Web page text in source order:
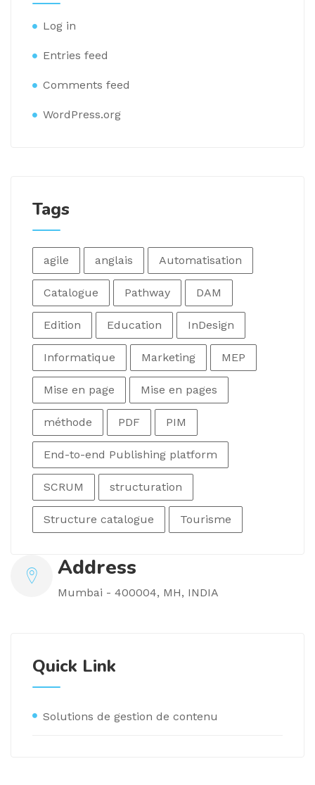
Log in
Entries feed
Comments feed
WordPress.org
Tags
agile anglais Automatisation
Catalogue Pathway DAM
Edition Education InDesign
Informatique Marketing MEP
Mise en page Mise en pages
méthode PDF PIM
End-to-end Publishing platform
SCRUM structuration
Structure catalogue Tourisme
Address
Mumbai - 400004, MH, INDIA
Quick Link
Solutions de gestion de contenu